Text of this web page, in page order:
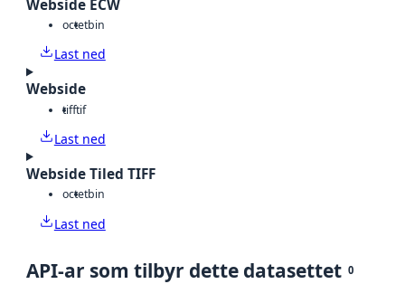
Webside ECW
octetbin
Last ned
Webside
tifftif
Last ned
Webside Tiled TIFF
octetbin
Last ned
API-ar som tilbyr dette datasettet 0